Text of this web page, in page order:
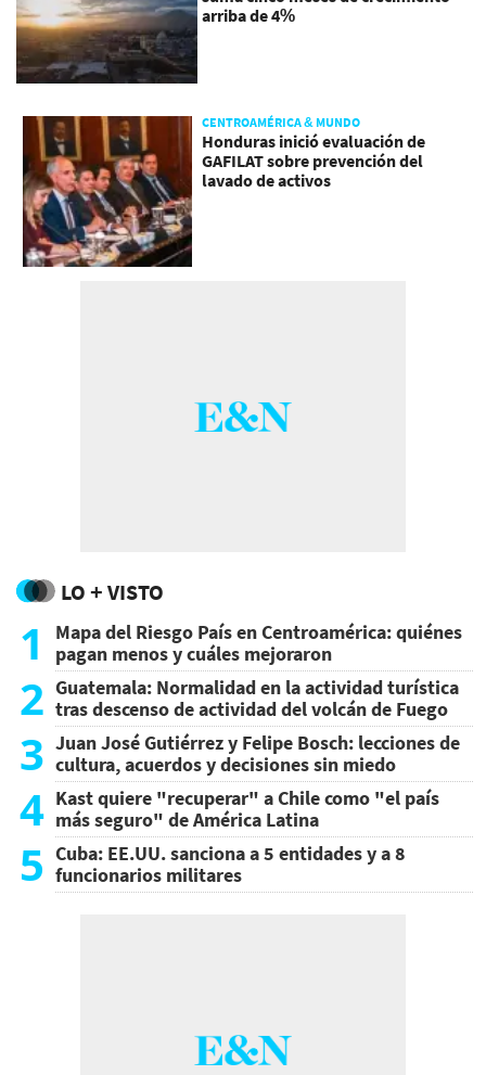
arriba de 4%
CENTROAMÉRICA & MUNDO
Honduras inició evaluación de
GAFILAT sobre prevención del
lavado de activos
LO + VISTO
1
Mapa del Riesgo País en Centroamérica: quiénes
pagan menos y cuáles mejoraron
2 Guatemala: Normalidad en la actividad turística
tras descenso de actividad del volcán de Fuego
3 Juan José Gutiérrez y Felipe Bosch: lecciones de
cultura, acuerdos y decisiones sin miedo
4 Kast quiere "recuperar" a Chile como "el país
más seguro" de América Latina
5 Cuba: EE.UU. sanciona a 5 entidades y a 8
funcionarios militares